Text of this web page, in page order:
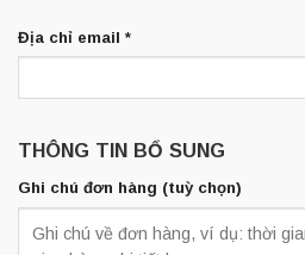
Địa chỉ email *
THÔNG TIN BỔ SUNG
Ghi chú đơn hàng (tuỳ chọn)